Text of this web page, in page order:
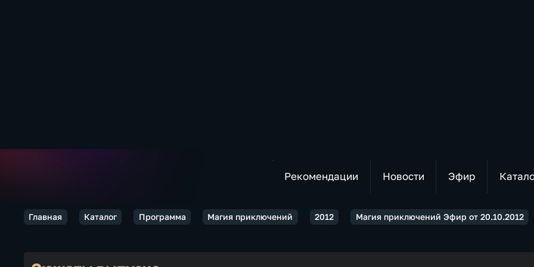
Рекомендации Новости Эфир
Главная Каталог Программа Магия приключений 2012 Магия приключений Эфир от 20.10.2012